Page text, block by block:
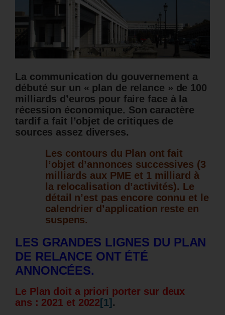
La communication du gouvernement a
débuté sur un « plan de relance » de 100
milliards d’euros pour faire face à la
récession économique. Son caractère
tardif a fait l’objet de critiques de
sources assez diverses.
Les contours du Plan ont fait
l’objet d’annonces successives (3
milliards aux PME et 1 milliard à
la relocalisation d’activités). Le
détail n’est pas encore connu et le
calendrier d’application reste en
suspens.
LES GRANDES LIGNES DU PLAN
DE RELANCE ONT ÉTÉ
ANNONCÉES.
Le Plan doit a priori porter sur deux
ans : 2021 et 2022 [1] .